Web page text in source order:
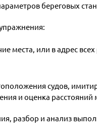
береговых
места, или в адрес
судов,
и оценка
разбор и анализ